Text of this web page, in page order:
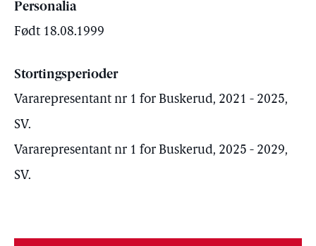
Personalia
Født 18.08.1999
Stortingsperioder
Vararepresentant nr 1 for Buskerud, 2021 - 2025,
SV.
Vararepresentant nr 1 for Buskerud, 2025 - 2029,
SV.